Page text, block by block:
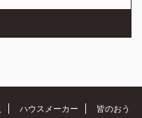
ハウスメーカー
皆のおう